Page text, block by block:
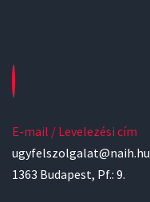
E-mail / Levelezési cím
ugyfelszolgalat@naih.hu
1363 Budapest, Pf.: 9.